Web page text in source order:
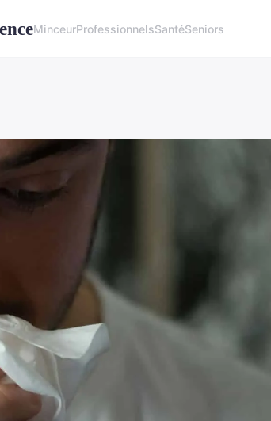
MinceurProfessionnelsSantéSeniors